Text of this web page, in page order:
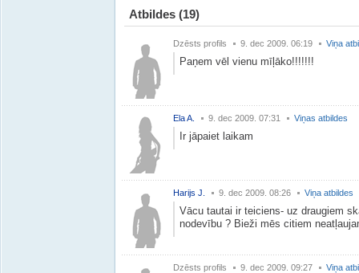
Atbildes (19)
Dzēsts profils 9. dec 2009. 06:19 Viņa
Paņem vēl vienu mīļāko!!!!!!!
Ela A. 9. dec 2009. 07:31 Viņas atbildes
Ir jāpaiet laikam
Harijs J. 9. dec 2009. 08:26 Viņa atbildes
Vācu tautai ir teiciens- uz draugiem
nodevību ? Bieži mēs citiem
Dzēsts profils 9. dec 2009. 09:27 Viņa